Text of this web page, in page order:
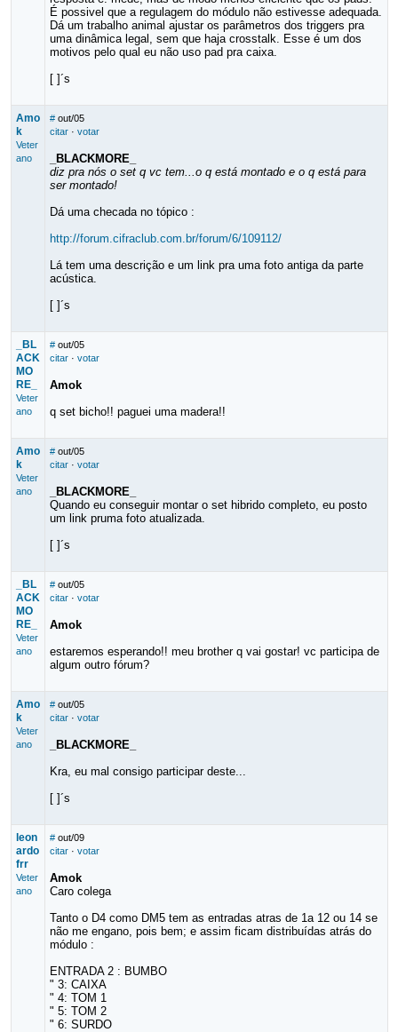
É possivel que a regulagem do módulo não estivesse adequada.
Dá um trabalho animal ajustar os parâmetros dos triggers pra
uma dinâmica legal, sem que haja crosstalk. Esse é um dos
motivos pelo qual eu não uso pad pra caixa.
[ ]´s
Amo
k
Veter
ano
# out/05
citar· votar
_BLACKMORE_
diz pra nós o set q vc tem...o q está montado e o q está para
ser montado!
Dá uma checada no tópico :
http://forum.cifraclub.com.br/forum/6/109112/
Lá tem uma descrição e um link pra uma foto antiga da parte
acústica.
[ ]´s
_BL
ACK
MO
RE_
Veter
ano
# out/05
citar· votar
Amok
q set bicho!! paguei uma madera!!
Amo
k
Veter
ano
# out/05
citar· votar
_BLACKMORE_
Quando eu conseguir montar o set hibrido completo, eu posto
um link pruma foto atualizada.
[ ]´s
_BL
ACK
MO
RE_
Veter
ano
# out/05
citar· votar
Amok
estaremos esperando!! meu brother q vai gostar! vc participa de
algum outro fórum?
Amo
k
Veter
ano
# out/05
citar· votar
_BLACKMORE_
Kra, eu mal consigo participar deste...
[ ]´s
leon
ardo
frr
Veter
ano
# out/09
citar· votar
Amok
Caro colega
Tanto o D4 como DM5 tem as entradas atras de 1a 12 ou 14 se
não me engano, pois bem; e assim ficam distribuídas atrás do
módulo :
ENTRADA 2 : BUMBO
" 3: CAIXA
" 4: TOM 1
" 5: TOM 2
" 6: SURDO